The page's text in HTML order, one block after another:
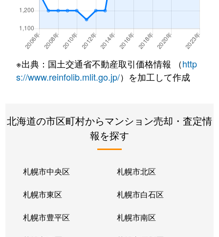
北２２条東 300万円
北２２条東
640万円 元町(札幌)
北２２条東
3,200万円 元町(札幌)
北２４条東
3,000万円 元町(札幌)
北２６条東
2,000万円 元町(札幌)
2,200万円
北３３条東
新道東
北３４条東
新道東
北３４条東
新道東
※出典：国土交通省不動産取引価格情報 （http
s://www.reinfolib.mlit.go.jp/）を加工して作成
北海道の市区町村からマンション売却・査定情
報を探す
札幌市中央区 札幌市北区
札幌市東区 札幌市白石区
札幌市豊平区 札幌市南区